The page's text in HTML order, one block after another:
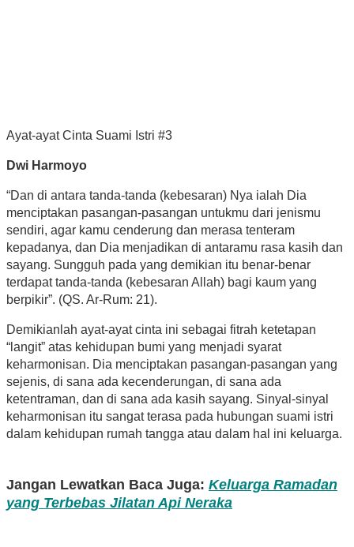
Ayat-ayat Cinta Suami Istri #3
Dwi Harmoyo
“Dan di antara tanda-tanda (kebesaran) Nya ialah Dia
menciptakan pasangan-pasangan untukmu dari jenismu
sendiri, agar kamu cenderung dan merasa tenteram
kepadanya, dan Dia menjadikan di antaramu rasa kasih dan
sayang. Sungguh pada yang demikian itu benar-benar
terdapat tanda-tanda (kebesaran Allah) bagi kaum yang
berpikir”. (QS. Ar-Rum: 21).
Demikianlah ayat-ayat cinta ini sebagai fitrah ketetapan
“langit” atas kehidupan bumi yang menjadi syarat
keharmonisan. Dia menciptakan pasangan-pasangan yang
sejenis, di sana ada kecenderungan, di sana ada
ketentraman, dan di sana ada kasih sayang. Sinyal-sinyal
keharmonisan itu sangat terasa pada hubungan suami istri
dalam kehidupan rumah tangga atau dalam hal ini keluarga.
Jangan Lewatkan Baca Juga: Keluarga Ramadan
yang Terbebas Jilatan Api Neraka